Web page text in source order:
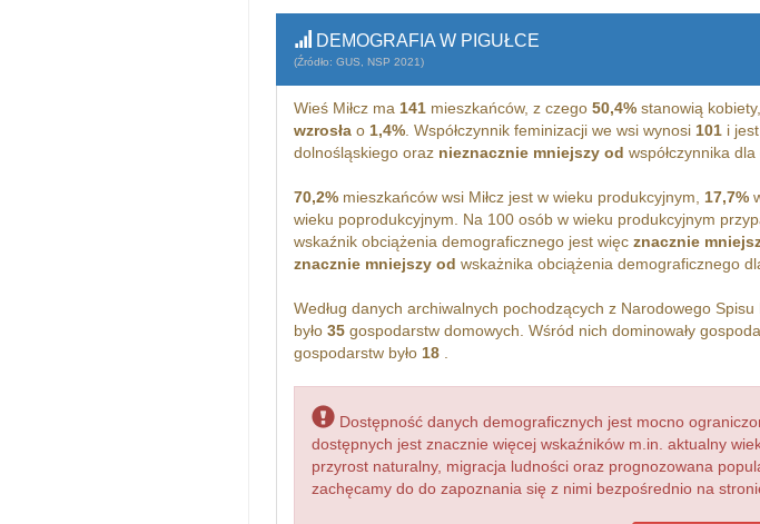
DEMOGRAFIA W PIGUŁCE
(Źródło: GUS, NSP 2021)
Wieś Miłcz ma 141mieszkańców, z czego 50,4%stanowią
wzrosłao 1,4%. Współczynnik feminizacji we wsi wynosi 101i jest
dolnośląskiego oraz nieznacznie mniejszy od współczynnika dla
70,2%mieszkańców wsi Miłcz jest w wieku produkcyjnym, 17,7%
wieku poprodukcyjnym. Na 100 osób w wieku produkcyjnym
wskaźnik obciążenia demograficznego jest więc znacznie
znacznie mniejszy od wskażnika obciążenia demograficznego
Według danych archiwalnych pochodzących z Narodowego
było 35gospodarstw domowych. Wśród nich dominowały
gospodarstw było 18.
Dostępność danych demograficznych jest mocno
dostępnych jest znacznie więcej wskaźników m.in. aktualny
przyrost naturalny, migracja ludności oraz prognozowana
zachęcamy do do zapoznania się z nimi bezpośrednio na